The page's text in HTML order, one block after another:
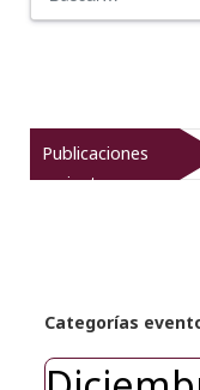
Publicaciones
recientes
de
Categorías